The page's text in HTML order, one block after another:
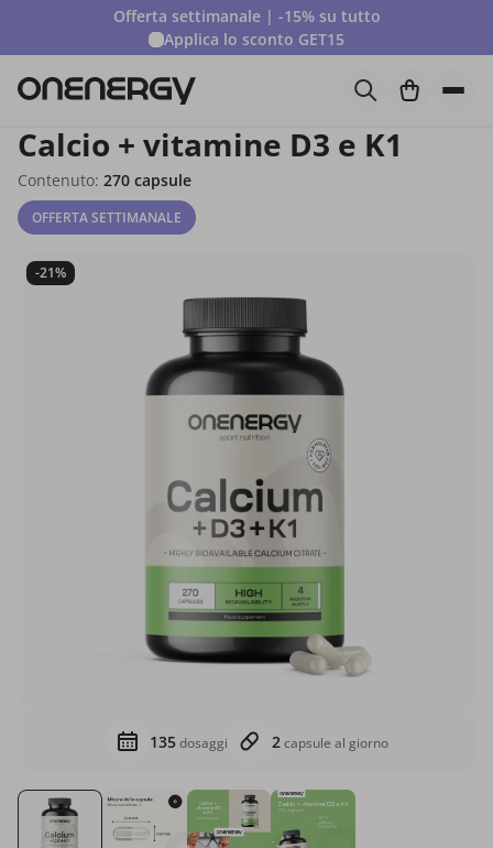
Offerta settimanale | -15% su tutto
Applica lo sconto GET15
Calcio + vitamine D3 e K1
Contenuto: 270 capsule
OFFERTA SETTIMANALE
-21%
135dosaggi 2capsule al giorno